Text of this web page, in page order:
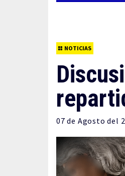
NOTICIAS
07 de Agosto del